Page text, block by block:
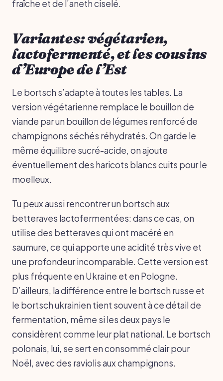
fraîche et de l’aneth ciselé.
Variantes: végétarien,
lactofermenté, et les cousins
d’Europe de l’Est
Le bortsch s’adapte à toutes les tables. La
version végétarienne remplace le bouillon de
viande par un bouillon de légumes renforcé de
champignons séchés réhydratés. On garde le
même équilibre sucré-acide, on ajoute
éventuellement des haricots blancs cuits pour le
moelleux.
Tu peux aussi rencontrer un bortsch aux
betteraves lactofermentées: dans ce cas, on
utilise des betteraves qui ont macéré en
saumure, ce qui apporte une acidité très vive et
une profondeur incomparable. Cette version est
plus fréquente en Ukraine et en Pologne.
D’ailleurs, la différence entre le bortsch russe et
le bortsch ukrainien tient souvent à ce détail de
fermentation, même si les deux pays le
considèrent comme leur plat national. Le bortsch
polonais, lui, se sert en consommé clair pour
Noël, avec des raviolis aux champignons.